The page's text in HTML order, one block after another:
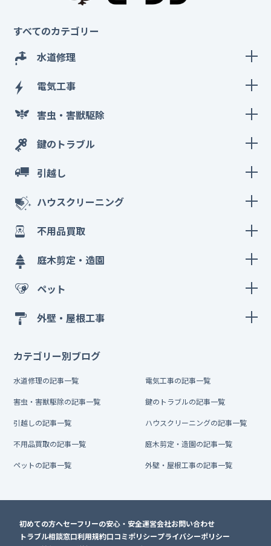
すべてのカテゴリー
水道修理
電気工事
害虫・害獣駆除
鍵のトラブル
引越し
ハウスクリーニング
不用品買取
庭木剪定・造園
ペット
外壁・屋根工事
カテゴリー別ブログ
水道修理の記事一覧 電気工事の記事一覧
害虫・害獣駆除の記事一覧 鍵のトラブルの記事一覧
引越しの記事一覧 ハウスクリーニングの記事一覧
不用品買取の記事一覧 庭木剪定・造園の記事一覧
ペットの記事一覧 外壁・屋根工事の記事一覧
初めての方へセーフリーの安心・安全運営会社お問い合わせ
トラブル相談窓口利用規約口コミポリシープライバシーポリシー